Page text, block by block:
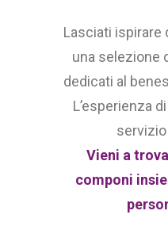
Lasciati ispirare
una selezione
dedicati al
L’esperienza
Vieni a
componi